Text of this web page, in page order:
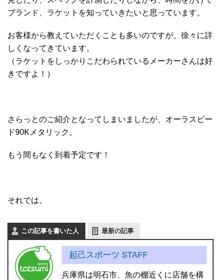
ブランド、ラケットを知っていきたいと思っています。
お客様から教えていただくことも多いのですが、徐々に詳
しくなってきています。
（ラケットをしっかりこだわられているメーカーさんは好
きですよ！）
さらっとのご紹介となってしまいましたが、オーラスピー
ド90Kメタリック。
もう間もなく到着予定です！
それでは。
この記事を書いた人 最新の記事
起己スポーツ STAFF
兵庫県は明石市、魚の棚近くに店舗を構